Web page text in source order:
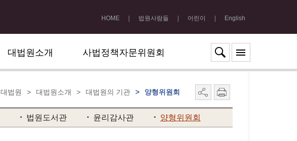
HOME 법원사람들 어린이 English
대법원소개 사법정책자문위원회
대법원 > 대법원소개 > 대법원의 기관 > 양형위원회
법원도서관 윤리감사관 양형위원회